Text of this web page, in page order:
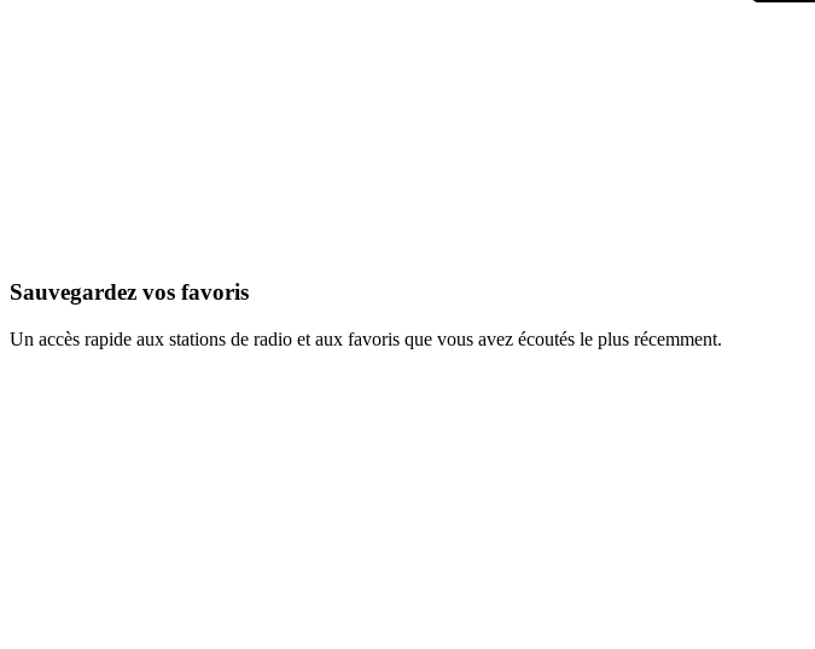
Sauvegardez vos favoris
Un accès rapide aux stations de radio et aux favoris que vous avez écoutés le plus récemment.